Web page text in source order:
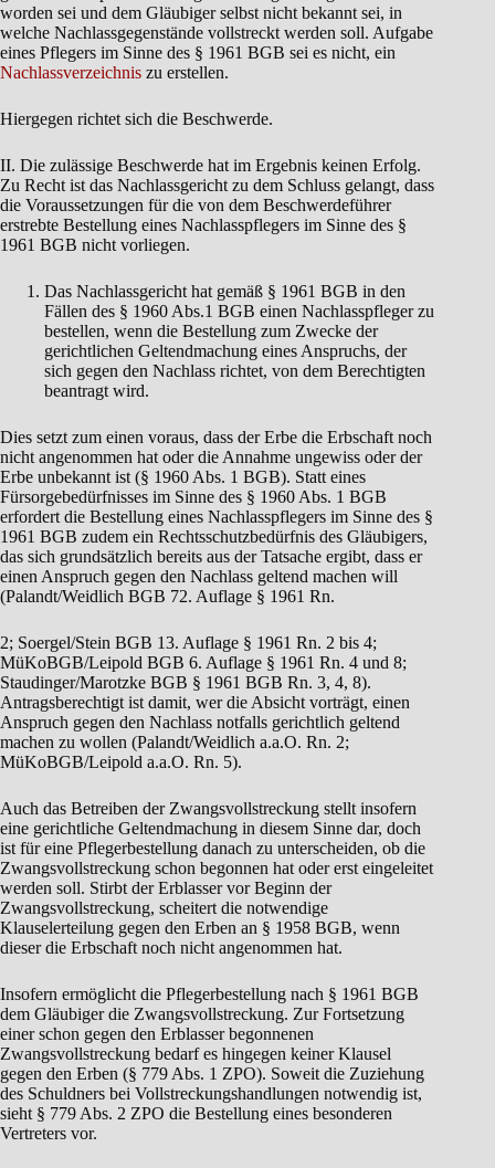
worden sei und dem Gläubiger selbst nicht bekannt sei, in
welche Nachlassgegenstände vollstreckt werden soll. Aufgabe
eines Pflegers im Sinne des § 1961 BGB sei es nicht, ein
Nachlassverzeichnis zu erstellen.
Hiergegen richtet sich die Beschwerde.
II. Die zulässige Beschwerde hat im Ergebnis keinen Erfolg.
Zu Recht ist das Nachlassgericht zu dem Schluss gelangt, dass
die Voraussetzungen für die von dem Beschwerdeführer
erstrebte Bestellung eines Nachlasspflegers im Sinne des §
1961 BGB nicht vorliegen.
Das Nachlassgericht hat gemäß § 1961 BGB in den
Fällen des § 1960 Abs.1 BGB einen Nachlasspfleger zu
bestellen, wenn die Bestellung zum Zwecke der
gerichtlichen Geltendmachung eines Anspruchs, der
sich gegen den Nachlass richtet, von dem Berechtigten
beantragt wird.
Dies setzt zum einen voraus, dass der Erbe die Erbschaft noch
nicht angenommen hat oder die Annahme ungewiss oder der
Erbe unbekannt ist (§ 1960 Abs. 1 BGB). Statt eines
Fürsorgebedürfnisses im Sinne des § 1960 Abs. 1 BGB
erfordert die Bestellung eines Nachlasspflegers im Sinne des §
1961 BGB zudem ein Rechtsschutzbedürfnis des Gläubigers,
das sich grundsätzlich bereits aus der Tatsache ergibt, dass er
einen Anspruch gegen den Nachlass geltend machen will
(Palandt/Weidlich BGB 72. Auflage § 1961 Rn.
2; Soergel/Stein BGB 13. Auflage § 1961 Rn. 2 bis 4;
MüKoBGB/Leipold BGB 6. Auflage § 1961 Rn. 4 und 8;
Staudinger/Marotzke BGB § 1961 BGB Rn. 3, 4, 8).
Antragsberechtigt ist damit, wer die Absicht vorträgt, einen
Anspruch gegen den Nachlass notfalls gerichtlich geltend
machen zu wollen (Palandt/Weidlich a.a.O. Rn. 2;
MüKoBGB/Leipold a.a.O. Rn. 5).
Auch das Betreiben der Zwangsvollstreckung stellt insofern
eine gerichtliche Geltendmachung in diesem Sinne dar, doch
ist für eine Pflegerbestellung danach zu unterscheiden, ob die
Zwangsvollstreckung schon begonnen hat oder erst eingeleitet
werden soll. Stirbt der Erblasser vor Beginn der
Zwangsvollstreckung, scheitert die notwendige
Klauselerteilung gegen den Erben an § 1958 BGB, wenn
dieser die Erbschaft noch nicht angenommen hat.
Insofern ermöglicht die Pflegerbestellung nach § 1961 BGB
dem Gläubiger die Zwangsvollstreckung. Zur Fortsetzung
einer schon gegen den Erblasser begonnenen
Zwangsvollstreckung bedarf es hingegen keiner Klausel
gegen den Erben (§ 779 Abs. 1 ZPO). Soweit die Zuziehung
des Schuldners bei Vollstreckungshandlungen notwendig ist,
sieht § 779 Abs. 2 ZPO die Bestellung eines besonderen
Vertreters vor.